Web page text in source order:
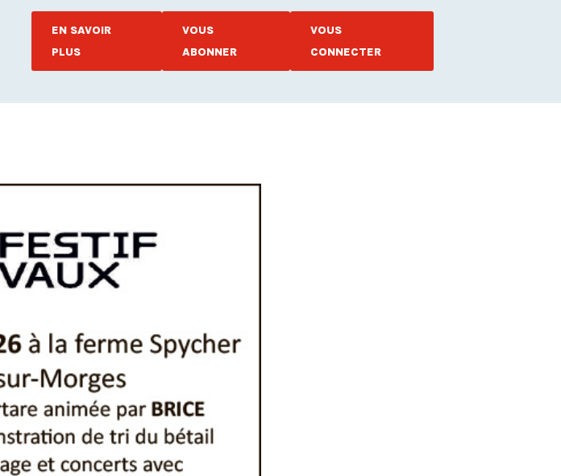
EN SAVOIR
PLUS
VOUS
ABONNER
VOUS
CONNECTER